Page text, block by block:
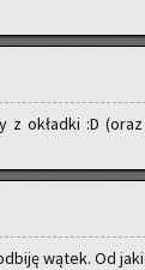
z okład­ki :D
wątek. Od